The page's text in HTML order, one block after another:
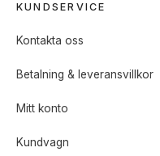
KUNDSERVICE
Kontakta oss
Betalning & leveransvillkor
Mitt konto
Kundvagn